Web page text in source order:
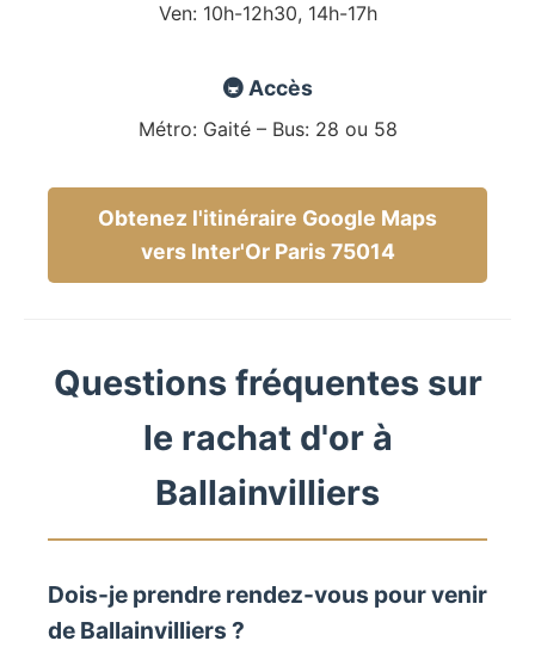
Ven: 10h-12h30, 14h-17h
🚇 Accès
Métro: Gaité – Bus: 28 ou 58
Obtenez l'itinéraire Google Maps
vers Inter'Or Paris 75014
Questions fréquentes sur
le rachat d'or à
Ballainvilliers
Dois-je prendre rendez-vous pour venir
de Ballainvilliers ?